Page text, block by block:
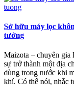
Sở hữu máy lọc
tưởng
Maizota – chuyên gia
sự trở thành một địa
dùng trong nước khi
khí. Có thể nói, nhắc